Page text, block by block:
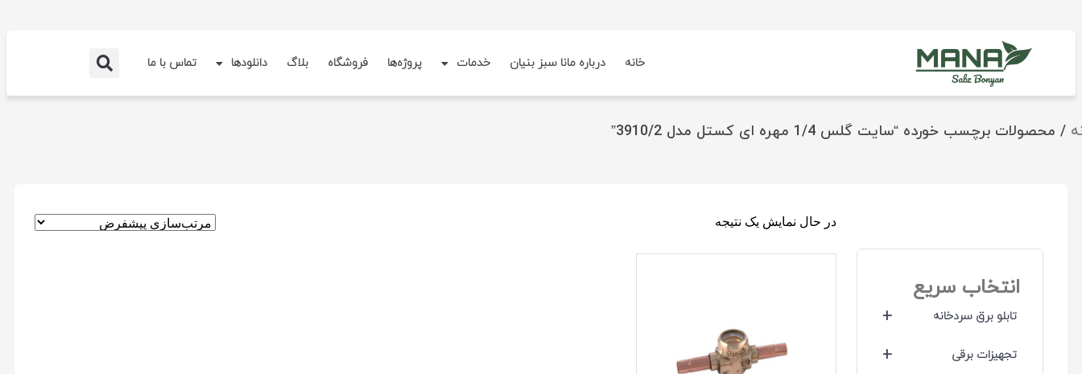
خانه درباره مانا سبز بنیان خدمات پروژه‌ها فروشگاه بلاگ دانلودها تماس با ما
/ محصولات برچسب خورده “سایت گلس 1/4 مهره ای کستل مدل 3910/2”
انتخاب سریع
+ تابلو برق سردخانه
+ تجهیزات برقی
در حال نمایش یک نتیجه